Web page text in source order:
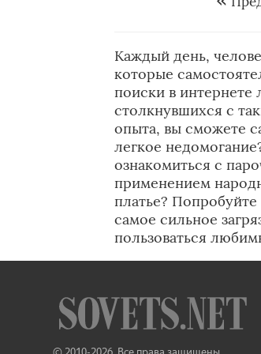
Каждый день,
которые
поиски в интернете
столкнувшихся с
опыта, вы сможете
легкое
ознакомиться с
применением
платье?
самое сильное
пользоваться